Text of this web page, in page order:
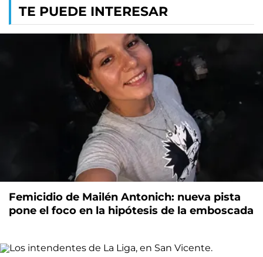
TE PUEDE INTERESAR
Femicidio de Mailén Antonich: nueva pista
pone el foco en la hipótesis de la emboscada